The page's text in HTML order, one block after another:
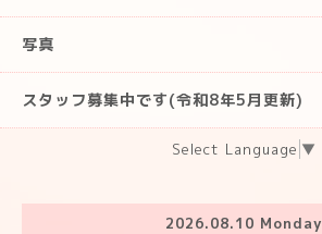
写真
スタッフ募集中です(令和8年5月更新)
Select Language ▼
2026.08.10 Monday